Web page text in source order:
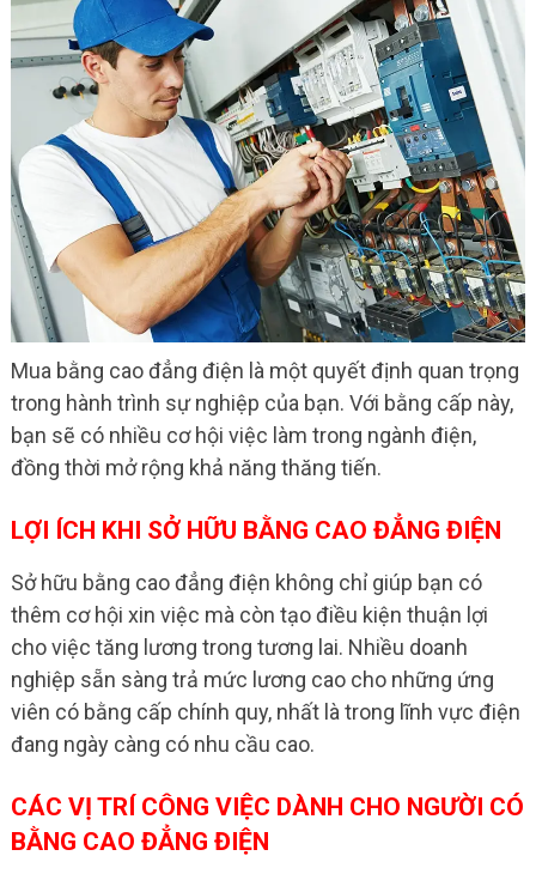
Mua bằng cao đẳng điện là một quyết định quan trọng
trong hành trình sự nghiệp của bạn. Với bằng cấp này,
bạn sẽ có nhiều cơ hội việc làm trong ngành điện,
đồng thời mở rộng khả năng thăng tiến.
LỢI ÍCH KHI SỞ HỮU BẰNG CAO ĐẲNG ĐIỆN
Sở hữu bằng cao đẳng điện không chỉ giúp bạn có
thêm cơ hội xin việc mà còn tạo điều kiện thuận lợi
cho việc tăng lương trong tương lai. Nhiều doanh
nghiệp sẵn sàng trả mức lương cao cho những ứng
viên có bằng cấp chính quy, nhất là trong lĩnh vực điện
đang ngày càng có nhu cầu cao.
CÁC VỊ TRÍ CÔNG VIỆC DÀNH CHO NGƯỜI CÓ
BẰNG CAO ĐẲNG ĐIỆN